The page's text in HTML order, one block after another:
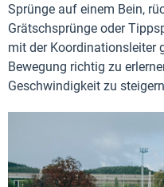
Sprünge auf einem Bein,
Grätschsprünge oder
mit der Koordinationsleiter
Bewegung richtig zu
Geschwindigkeit zu